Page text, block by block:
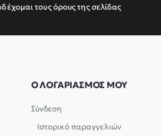
τους όρους της σελίδας
Ο ΛΟΓΑΡΙΑΣΜΟΣ ΜΟΥ
Σύνδεση
Ιστορικό παραγγελιών